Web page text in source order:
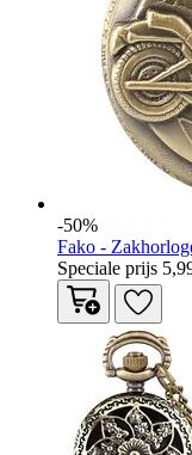
-50%
Fako -
Speciale prijs